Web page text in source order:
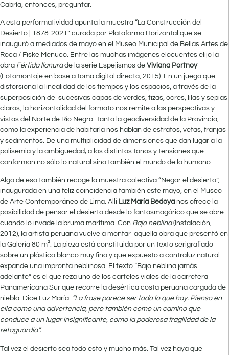
Cabría, entonces, preguntar.
A esta performatividad apunta la muestra “La Construcción del
Desierto | 1878-2021” curada por Plataforma Horizontal que se
inauguró a mediados de mayo en el Museo Municipal de Bellas Artes de
Roca / Fiske Menuco. Entre las muchas imágenes elocuentes elijo la
obra Fértida llanurade la serie Espejismos de Viviana Portnoy
(Fotomontaje en base a toma digital directa, 2015). En un juego que
distorsiona la linealidad de los tiempos y los espacios, a través de la
superposición de sucesivas capas de verdes, tizas, ocres, lilas y sepias
claros, la horizontalidad del formato nos remite a las perspectivas y
vistas del Norte de Río Negro. Tanto la geodiversidad de la Provincia,
como la experiencia de habitarla nos hablan de estratos, vetas, franjas
y sedimentos. De una multiplicidad de dimensiones que dan lugar a la
polisemia y la ambigüedad; a los distintos tonos y tensiones que
conforman no sólo lo natural sino también el mundo de lo humano.
Algo de eso también recoge la muestra colectiva “Negar el desierto”,
inaugurada en una feliz coincidencia también este mayo, en el Museo
de Arte Contemporáneo de Lima. Allí Luz María Bedoya nos ofrece la
posibilidad de pensar el desierto desde lo fantasmagórico que se abre
cuando lo invade la bruma marítima. Con Bajo neblina(Instalación,
2012), la artista peruana vuelve a montar aquella obra que presentó en
la Galería 80 m². La pieza está constituida por un texto serigrafiado
sobre un plástico blanco muy fino y que expuesto a contraluz natural
expande una impronta neblinosa. El texto “Bajo neblina jamás
adelante” es el que reza uno de los carteles viales de la carretera
Panamericana Sur que recorre la desértica costa peruana cargada de
niebla. Dice Luz María: “La frase parece ser todo lo que hay. Pienso en
ella como una advertencia, pero también como un camino que
conduce a un lugar insignificante, como la poderosa fragilidad de la
retaguardia”.
Tal vez el desierto sea todo esto y mucho más. Tal vez haya que